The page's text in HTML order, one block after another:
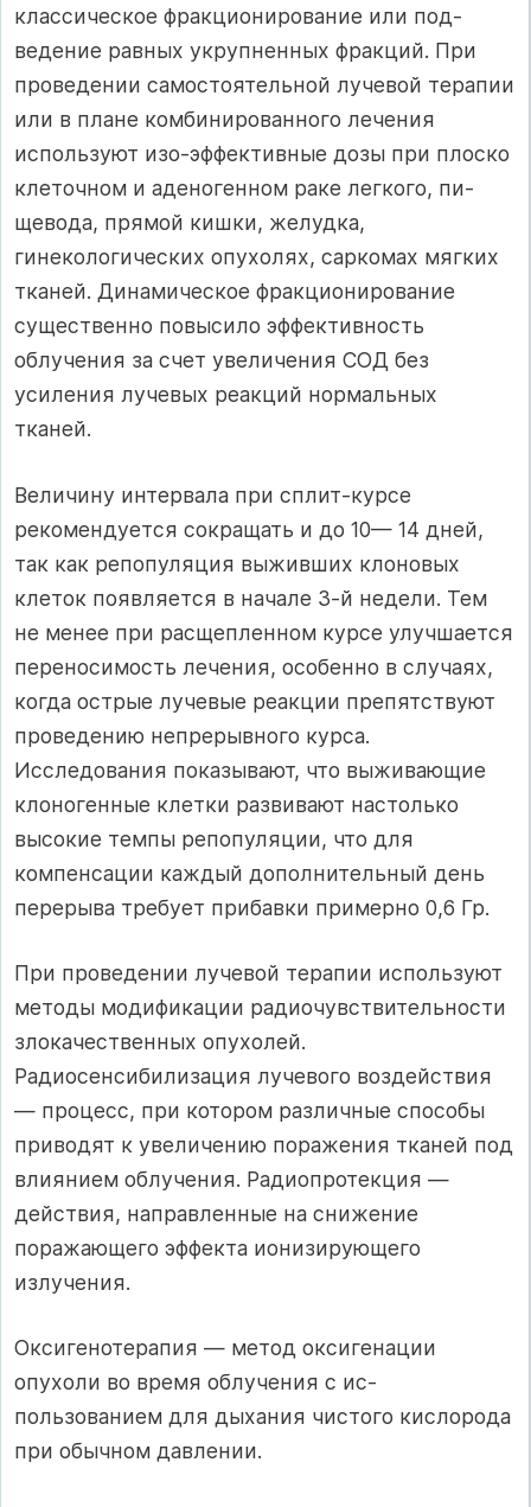
классическое фракционирование или под­
ведение равных укрупненных фракций. При
проведении самостоятельной лучевой терапии
или в плане комбинированного лечения
используют изо-эффективные дозы при плоско
клеточном и аденогенном раке легкого, пи­
щевода, прямой кишки, желудка,
гинекологических опухолях, саркомах мягких
тканей. Динамическое фракционирование
существенно повысило эффективность
облучения за счет увеличения СОД без
усиления лучевых реакций нормальных
тканей.
Величину интервала при сплит-курсе
рекомендуется сокращать и до 10— 14 дней,
так как репопуляция выживших клоновых
клеток появляется в на­чале 3-й недели. Тем
не менее при расщепленном курсе улучшается
пере­носимость лечения, особенно в случаях,
когда острые лучевые реакции препятствуют
проведению непрерывного курса.
Исследования показыва­ют, что выживающие
клоногенные клетки развивают настолько
высокие темпы репопуляции, что для
компенсации каждый дополнительный день
перерыва требует прибавки примерно 0,6 Гр.
При проведении лучевой терапии используют
методы модификации ра­диочувствительности
злокачественных опухолей.
Радиосенсибилизация лу­чевого воздействия
— процесс, при котором различные способы
приводят к увеличению поражения тканей под
влиянием облучения. Радиопротек­ция —
действия, направленные на снижение
поражающего эффекта иони­зирующего
излучения.
Оксигенотерапия — метод оксигенации
опухоли во время облучения с ис­
пользованием для дыхания чистого кислорода
при обычном давлении.